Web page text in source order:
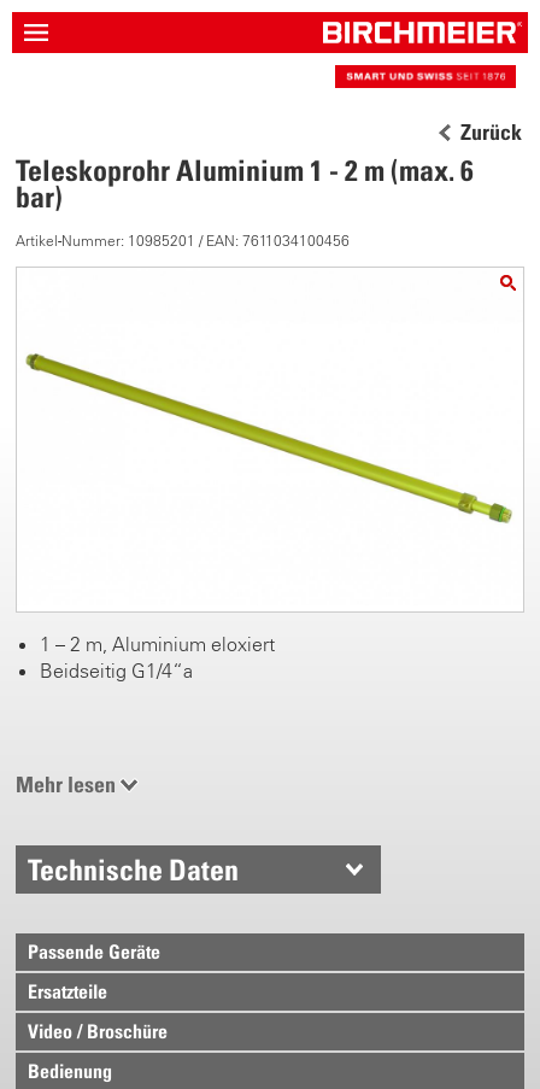
Zurück
Teleskoprohr Aluminium 1 - 2 m (max. 6
bar)
Artikel-Nummer: 10985201 / EAN: 7611034100456
1 – 2 m, Aluminium eloxiert
Beidseitig G1/4“a
Mehr lesen
Technische Daten
Passende Geräte
Ersatzteile
Video / Broschüre
Bedienung